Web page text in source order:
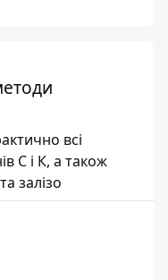
всі
С і К, а також
залізо